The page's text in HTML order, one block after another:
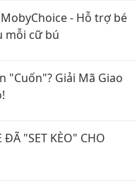
- Hỗ trợ bé
mỗi cữ bú
"Cuốn"? Giải Mã Giao
ĐÃ "SET KÈO" CHO